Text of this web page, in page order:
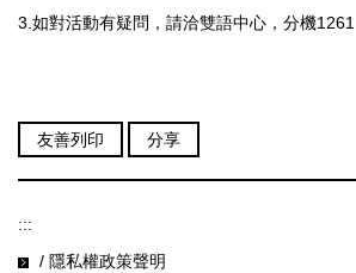
3.如對活動有疑問，請洽雙語中心，分機1261
友善列印 分享
:::
/ 隱私權政策聲明